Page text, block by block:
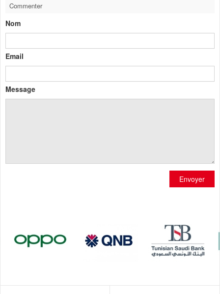
Commenter
Nom
Email
Message
Envoyer